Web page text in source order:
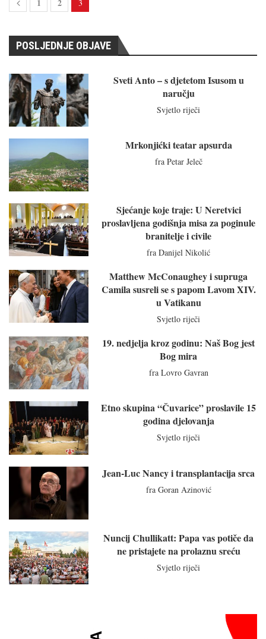
1 2 3
POSLJEDNJE OBJAVE
Sveti Anto – s djetetom Isusom u
naručju
Svjetlo riječi
Mrkonjićki teatar apsurda
fra Petar Jeleč
Sjećanje koje traje: U Neretvici
proslavljena godišnja misa za poginule
branitelje i civile
fra Danijel Nikolić
Matthew McConaughey i supruga
Camila susreli se s papom Lavom XIV.
u Vatikanu
Svjetlo riječi
19. nedjelja kroz godinu: Naš Bog jest
Bog mira
fra Lovro Gavran
Etno skupina “Čuvarice” proslavile 15
godina djelovanja
Svjetlo riječi
Jean-Luc Nancy i transplantacija srca
fra Goran Azinović
Nuncij Chullikatt: Papa vas potiče da
ne pristajete na prolaznu sreću
Svjetlo riječi